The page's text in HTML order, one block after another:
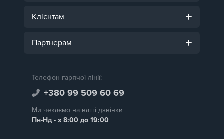
Клієнтам
Партнерам
Телефон гарячої лінії:
+380 99 509 60 69
Ми чекаємо на ваші дзвінки
Пн-Нд - з 8:00 до 19:00